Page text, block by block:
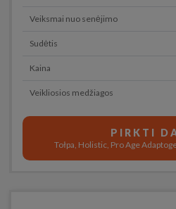
Veiksmai nuo senėjimo
Sudėtis
Kaina
Veikliosios medžiagos
PIRKTI
Tołpa, Holistic, Pro Age